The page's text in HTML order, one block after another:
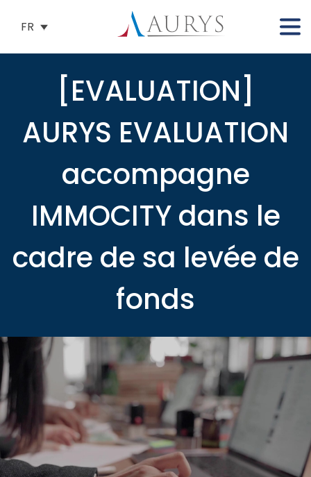
FR
[EVALUATION]
AURYS EVALUATION
accompagne
IMMOCITY dans le
cadre de sa levée de
fonds